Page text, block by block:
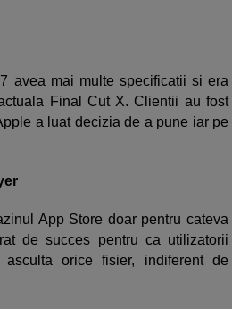
avea mai multe specificatii si era
Final Cut X. Clientii au fost
a luat decizia de a pune iar pe
App Store doar pentru cateva
de succes pentru ca utilizatorii
orice fisier, indiferent de